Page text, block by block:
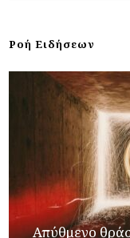
Ροή Ειδήσεων
Απύθμενο